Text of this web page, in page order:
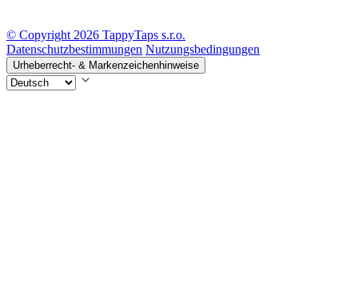
© Copyright 2026 TappyTaps s.r.o.
Datenschutzbestimmungen Nutzungsbedingungen
Urheberrecht- & Markenzeichenhinweise